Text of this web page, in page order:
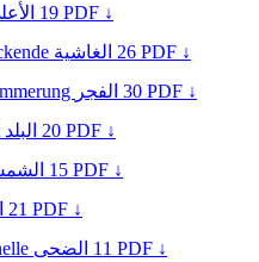
19 PDF ↓
الغاشية 26 PDF ↓
الفجر 30 PDF ↓
البلد 20 PDF ↓
15 PDF ↓
21 PDF ↓
الضحى 11 PDF ↓